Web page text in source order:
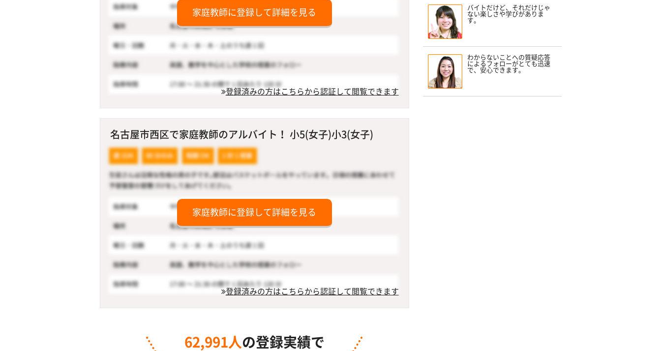
家庭教師に登録して詳細を見る
登録済みの方はこちらから認証して閲覧できます
名古屋市西区で家庭教師のアルバイト！ 小5(女子)小3(女子)
家庭教師に登録して詳細を見る
登録済みの方はこちらから認証して閲覧できます
62,991人 の登録実績で
バイトだけど、それだけじゃ
ない楽しさや学びがありま
す。
わからないことへの質疑応答
によるフォローがとても迅速
で、安心できます。